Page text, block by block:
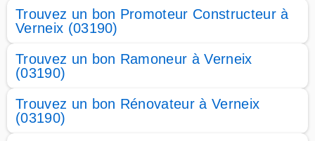
Trouvez un bon Promoteur Constructeur à
Verneix (03190)
Trouvez un bon Ramoneur à Verneix
(03190)
Trouvez un bon Rénovateur à Verneix
(03190)